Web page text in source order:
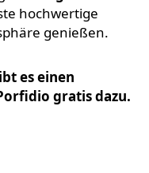
hochwertige
genießen.
es einen
gratis dazu.